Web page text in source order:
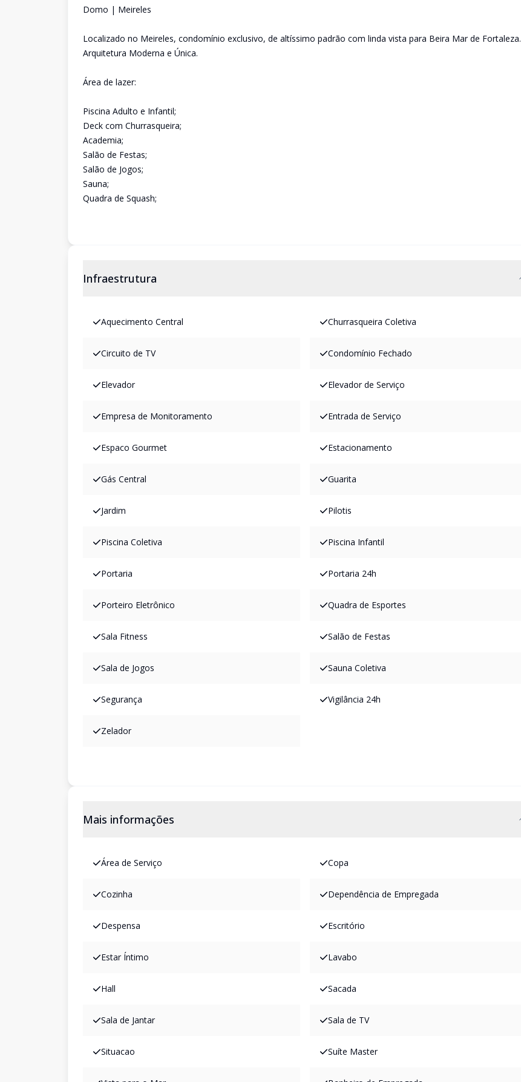
Domo | Meireles
Localizado no Meireles, condomínio exclusivo, de altíssimo padrão com linda vista para Beira Mar de Fortaleza.
Arquitetura Moderna e Única.
Área de lazer:
Piscina Adulto e Infantil;
Deck com Churrasqueira;
Academia;
Salão de Festas;
Salão de Jogos;
Sauna;
Quadra de Squash;
Infraestrutura
Aquecimento Central Churrasqueira Coletiva
Circuito de TV Condomínio Fechado
Elevador Elevador de Serviço
Empresa de Monitoramento Entrada de Serviço
Espaco Gourmet Estacionamento
Gás Central Guarita
Jardim Pilotis
Piscina Coletiva Piscina Infantil
Portaria Portaria 24h
Porteiro Eletrônico Quadra de Esportes
Sala Fitness Salão de Festas
Sala de Jogos Sauna Coletiva
Segurança Vigilância 24h
Zelador
Mais informações
Área de Serviço Copa
Cozinha Dependência de Empregada
Despensa Escritório
Estar Íntimo Lavabo
Hall Sacada
Sala de Jantar Sala de TV
Situacao Suíte Master